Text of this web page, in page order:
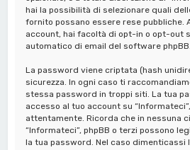
hai la possibilità di selezionare quali
fornito possano essere rese pubbliche.
account, hai facoltà di opt-in o opt-out
automatico di email del software phpBB.
La password viene criptata (hash
sicurezza. In ogni caso ti
stessa password in troppi siti. La tua
accesso al tuo account su
attentamente. Ricorda che in nessuna
“Informateci”, phpBB o terzi possono
la tua password. Nel caso dimenticassi